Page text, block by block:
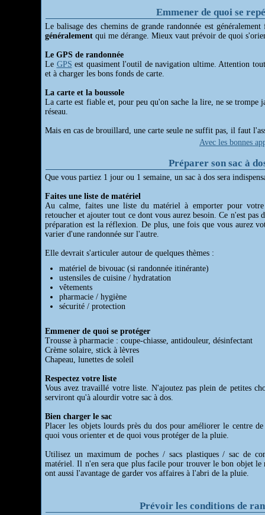
Emmener de quoi se
Le balisage des chemins de grande randonnée est
généralement qui me dérange. Mieux vaut prévoir de quoi
Le GPS de randonnée
Le GPS est quasiment l'outil de navigation ultime. Attention
et à charger les bons fonds de carte.
La carte et la boussole
La carte est fiable et, pour peu qu'on sache la lire, ne se trompe
réseau.
Mais en cas de brouillard, une carte seule ne suffit pas, il faut
Avec les bonnes
Préparer son sac à
Que vous partiez 1 jour ou 1 semaine, un sac à dos sera
Faites une liste de matériel
Au calme, faites une liste du matériel à emporter pour
retoucher et ajouter tout ce dont vous aurez besoin. Ce n'est pas
préparation est la réflexion. De plus, une fois que vous aurez
varier d'une randonnée sur l'autre.
Elle devrait s'articuler autour de quelques thèmes :
matériel de bivouac (si randonnée itinérante)
ustensiles de cuisine / hydratation
vêtements
pharmacie / hygiène
sécurité / protection
Emmener de quoi se protéger
Trousse à pharmacie : coupe-chiasse, antidouleur, désinfectant
Crème solaire, stick à lèvres
Chapeau, lunettes de soleil
Respectez votre liste
Vous avez travaillé votre liste. N'ajoutez pas plein de petites
serviront qu'à alourdir votre sac à dos.
Bien charger le sac
Placer les objets lourds près du dos pour améliorer le centre
quoi vous orienter et de quoi vous protéger de la pluie.
Utilisez un maximum de poches / sacs plastiques / sac de
matériel. Il n'en sera que plus facile pour trouver le bon objet le
ont aussi l'avantage de garder vos affaires à l'abri de la pluie.
Prévoir les conditions de